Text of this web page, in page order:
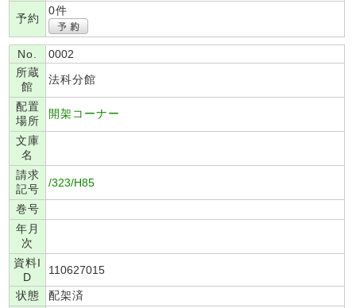
予約
0件
No.
0002
所蔵
館
法科分館
配置
場所
開架コーナー
文庫
名
請求
記号
/323/H85
巻号
年月
次
資料I
D
110627015
状態
配架済